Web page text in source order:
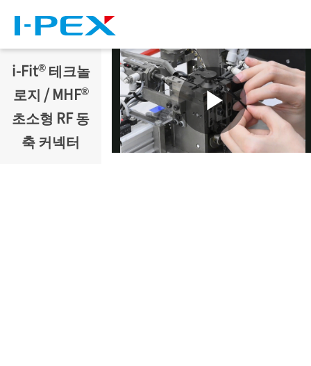
i-Fit®테크놀
로지 / MHF®
초소형 RF 동
축 커넥터